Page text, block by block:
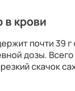
в крови
почти 39 г
дозы.
скачок